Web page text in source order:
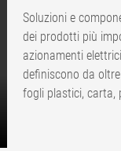
Soluzioni e
dei prodotti più
azionamenti
definiscono da
fogli plastici, carta,